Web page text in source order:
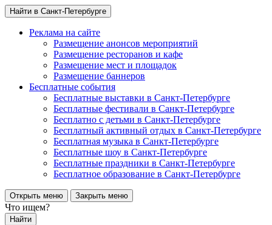
Найти в Санкт-Петербурге
Реклама на сайте
Размещение анонсов мероприятий
Размещение ресторанов и кафе
Размещение мест и площадок
Размещение баннеров
Бесплатные события
Бесплатные выставки в Санкт-Петербурге
Бесплатные фестивали в Санкт-Петербурге
Бесплатно с детьми в Санкт-Петербурге
Бесплатный активный отдых в Санкт-Петербурге
Бесплатная музыка в Санкт-Петербурге
Бесплатные шоу в Санкт-Петербурге
Бесплатные праздники в Санкт-Петербурге
Бесплатное образование в Санкт-Петербурге
Открыть меню Закрыть меню
Что ищем?
Найти